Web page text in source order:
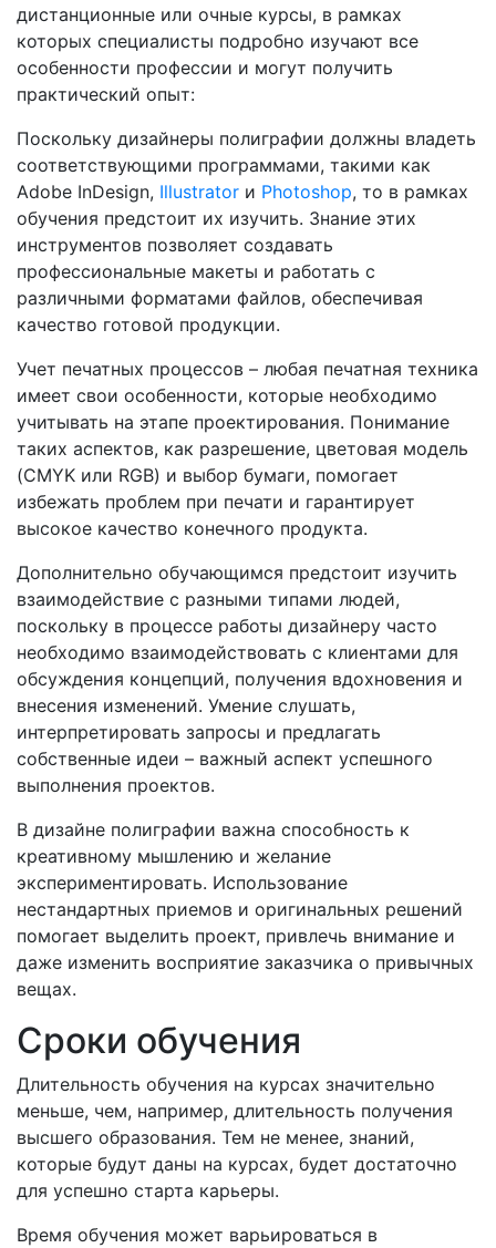
дистанционные или очные курсы, в рамках
которых специалисты подробно изучают все
особенности профессии и могут получить
практический опыт:
Поскольку дизайнеры полиграфии должны владеть
соответствующими программами, такими как
Adobe InDesign, Illustrator и Photoshop, то в рамках
обучения предстоит их изучить. Знание этих
инструментов позволяет создавать
профессиональные макеты и работать с
различными форматами файлов, обеспечивая
качество готовой продукции.
Учет печатных процессов – любая печатная техника
имеет свои особенности, которые необходимо
учитывать на этапе проектирования. Понимание
таких аспектов, как разрешение, цветовая модель
(CMYK или RGB) и выбор бумаги, помогает
избежать проблем при печати и гарантирует
высокое качество конечного продукта.
Дополнительно обучающимся предстоит изучить
взаимодействие с разными типами людей,
поскольку в процессе работы дизайнеру часто
необходимо взаимодействовать с клиентами для
обсуждения концепций, получения вдохновения и
внесения изменений. Умение слушать,
интерпретировать запросы и предлагать
собственные идеи – важный аспект успешного
выполнения проектов.
В дизайне полиграфии важна способность к
креативному мышлению и желание
экспериментировать. Использование
нестандартных приемов и оригинальных решений
помогает выделить проект, привлечь внимание и
даже изменить восприятие заказчика о привычных
вещах.
Сроки обучения
Длительность обучения на курсах значительно
меньше, чем, например, длительность получения
высшего образования. Тем не менее, знаний,
которые будут даны на курсах, будет достаточно
для успешно старта карьеры.
Время обучения может варьироваться в